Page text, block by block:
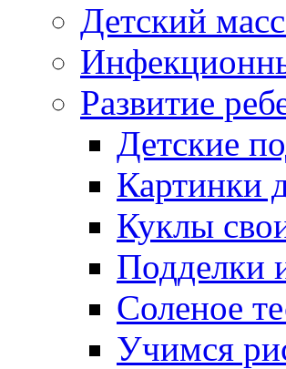
Детский
Развитие
Детские
Картинки
Куклы
Подделки
Соленое
Учимся